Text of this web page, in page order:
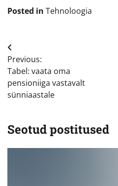
Posted in Tehnoloogia
Navigeerimine
Previous:
Tabel: vaata oma
pensioniiga vastavalt
sünniaastale
Seotud postitused